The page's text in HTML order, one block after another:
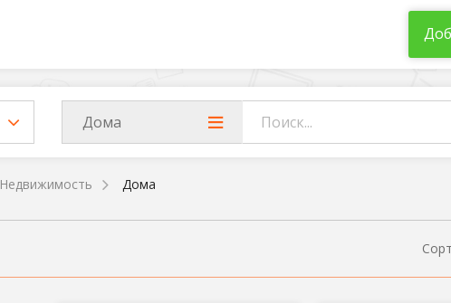
Дома
Недвижимость Дома